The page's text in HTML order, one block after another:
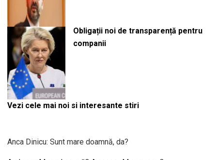
Obligații noi de transparență pentru
companii
Vezi cele mai noi si interesante stiri
Anca Dinicu: Sunt mare doamnă, da?